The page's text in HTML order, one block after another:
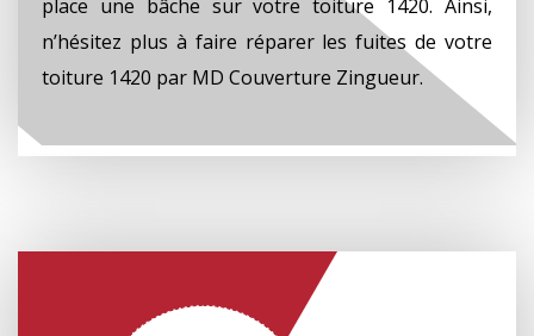
place une bâche sur votre toiture 1420. Ainsi,
n’hésitez plus à faire réparer les fuites de votre
toiture 1420 par MD Couverture Zingueur.